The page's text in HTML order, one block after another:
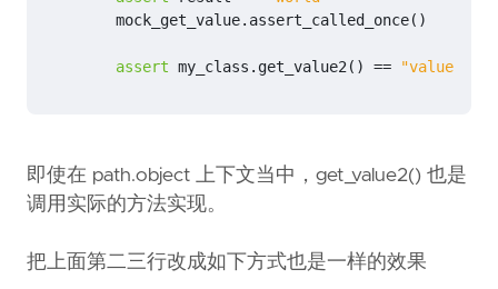
mock_get_value. assert_called_once()
assert my_class . get_value2() == "value2"
即使在 path.object 上下文当中，get_value2() 也是
调用实际的方法实现。
把上面第二三行改成如下方式也是一样的效果